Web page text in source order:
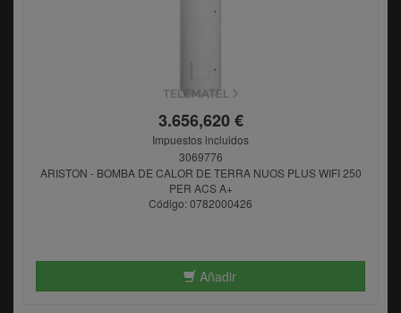
3.656,620 €
Impuestos incluidos
3069776
ARISTON - BOMBA DE CALOR DE TERRA NUOS PLUS WIFI 250
PER ACS A+
Código: 0782000426
Añadir